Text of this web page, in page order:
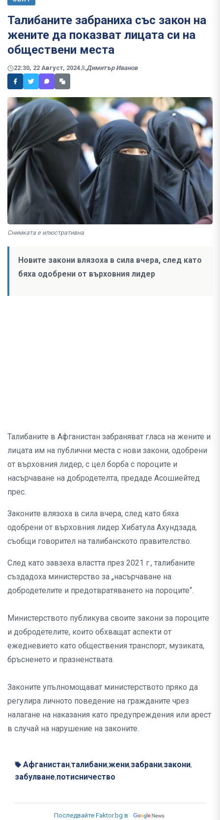
Талибаните забраниха със закон на
жените да показват лицата си на
обществени места
22:30, 22 Август, 2024 Димитър Иванов
Снимката е илюстративна
Новите закони влязоха в сила вчера, след като
бяха одобрени от върховния лидер
Талибаните в Афганистан забраняват гласа на жените и
лицата им на публични места с нови закони, одобрени
от върховния лидер, с цел борба с пороците и
насърчаване на добродетелта, предаде Асошиейтед
прес.
Законите влязоха в сила вчера, след като бяха
одобрени от върховния лидер Хибатула Ахундзада,
съобщи говорител на талибанското правителство.
След като завзеха властта през 2021 г., талибаните
създадоха министерство за „насърчаване на
добродетелите и предотвратяването на пороците“.
Министерството публикува своите закони за пороците
и добродетелите, които обхващат аспекти от
ежедневието като обществения транспорт, музиката,
бръсненето и празненствата.
Законите упълномощават министерството пряко да
регулира личното поведение на гражданите чрез
налагане на наказания като предупреждения или арест
в случай на нарушение на законите.
Афганистан,талибани,жени,забрани,закони,
забулване,потисничество
Последвайте Faktor.bg в